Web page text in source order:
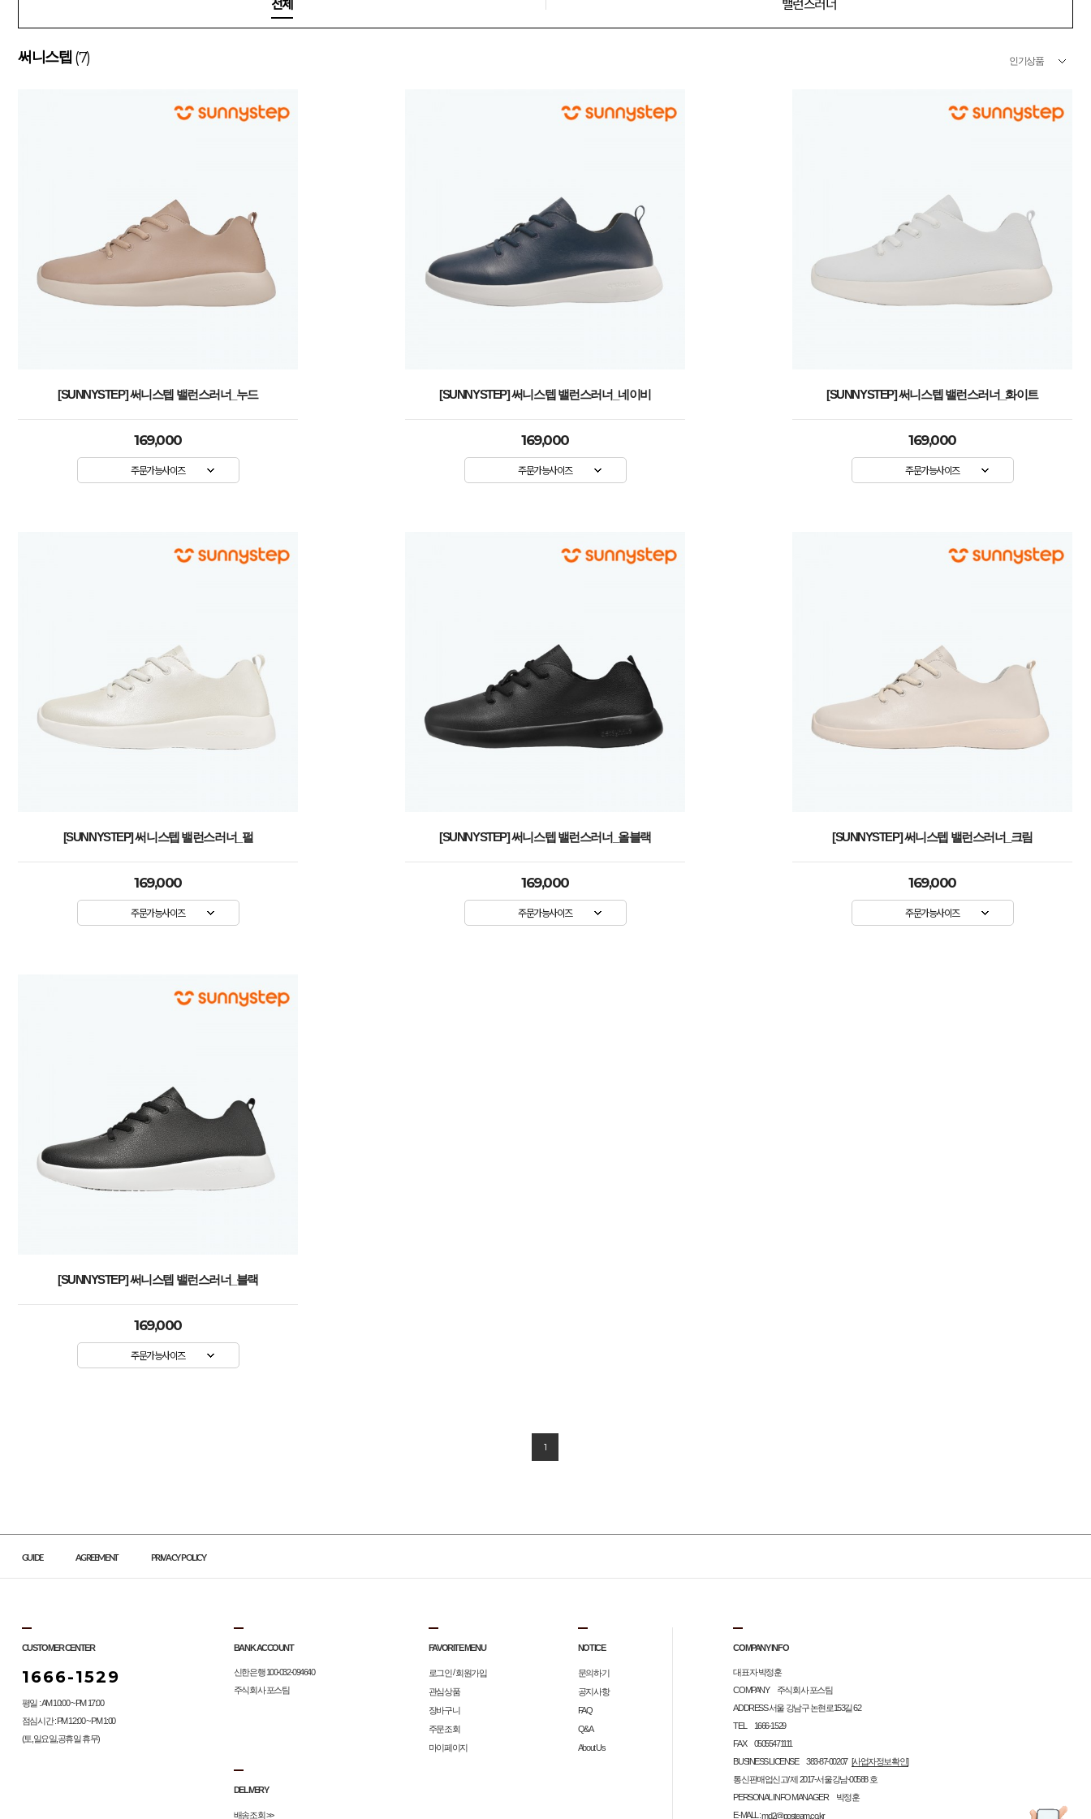
전체 밸런스러너
써니스텝 (7)
[SUNNYSTEP] 써니스텝 밸런스러너_누드
169,000
주문가능사이즈
[SUNNYSTEP] 써니스텝 밸런스러너_네이비
169,000
주문가능사이즈
[SUNNYSTEP] 써니스텝 밸런스러너_화이트
169,000
주문가능사이즈
[SUNNYSTEP] 써니스텝 밸런스러너_펄
169,000
주문가능사이즈
[SUNNYSTEP] 써니스텝 밸런스러너_올블랙
169,000
주문가능사이즈
[SUNNYSTEP] 써니스텝 밸런스러너_크림
169,000
주문가능사이즈
[SUNNYSTEP] 써니스텝 밸런스러너_블랙
169,000
주문가능사이즈
1
GUIDE AGREEMENT PRIVACY POLICY
CUSTOMER CENTER
1666-1529
평일 : AM 10:00 ~ PM 17:00
점심시간 : PM 12:00 ~ PM 1:00
(토,일요일,공휴일 휴무)
BANK ACCOUNT
신한은행 100-032-094640
주식회사 포스팀
DELIVERY
배송조회 >>
FAVORITE MENU
로그인/회원가입
관심상품
장바구니
주문조회
마이페이지
NOTICE
문의하기
공지사항
FAQ
Q&A
About Us
COMPANY INFO
대표자 박정훈
COMPANY 주식회사 포스팀
ADDRESS 서울 강남구 논현로153길 62
TEL 1666-1529
FAX 05055471111
BUSINESS LICENSE 383-87-00207 [사업자정보확인]
통신판매업신고/ 제 2017-서울강남-00588 호
PERSONAL INFO MANAGER 박정훈
E-MALL :md2@posteam.co.kr